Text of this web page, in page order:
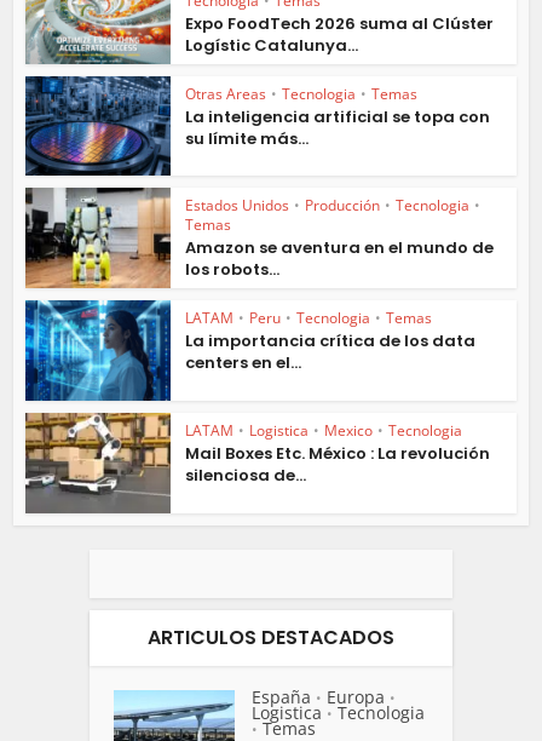
Expo FoodTech 2026 suma al Clúster
Logístic Catalunya...
Otras Areas • Tecnologia • Temas
La inteligencia artificial se topa con
su límite más...
Estados Unidos • Producción • Tecnologia •
Temas
Amazon se aventura en el mundo de
los robots...
LATAM • Peru • Tecnologia • Temas
La importancia crítica de los data
centers en el...
LATAM • Logistica • Mexico • Tecnologia
Mail Boxes Etc. México : La revolución
silenciosa de...
ARTICULOS DESTACADOS
España • Europa •
Logistica • Tecnologia
• Temas